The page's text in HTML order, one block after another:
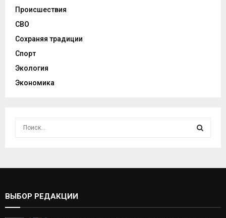
Происшествия
СВО
Сохраняя традиции
Спорт
Экология
Экономика
С
А
ВЫБОР РЕДАКЦИИ